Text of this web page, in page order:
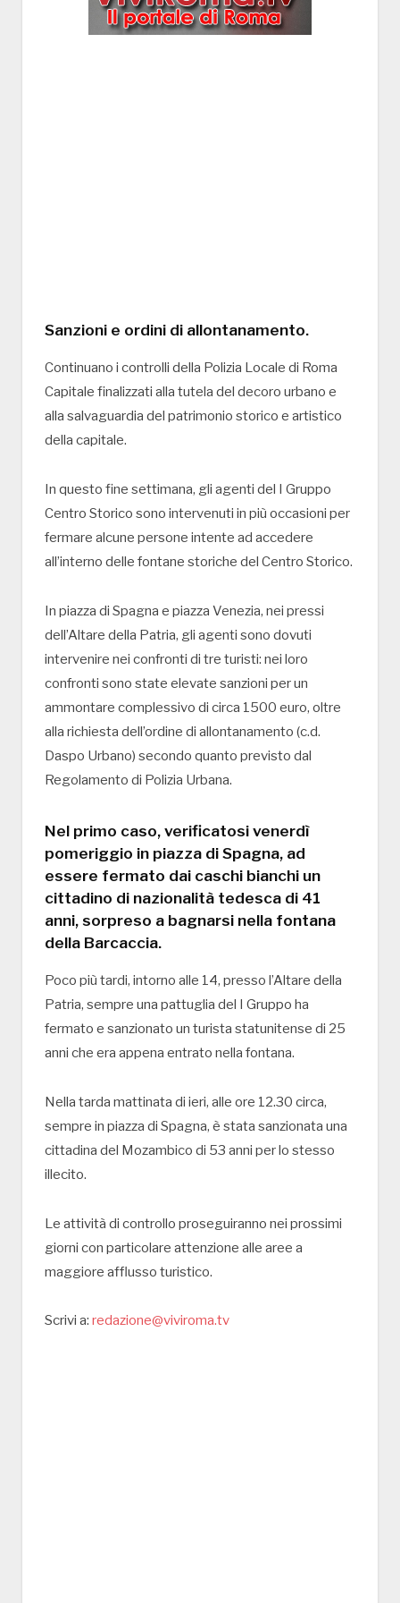
Sanzioni e ordini di allontanamento.
Continuano i controlli della Polizia Locale di Roma
Capitale finalizzati alla tutela del decoro urbano e
alla salvaguardia del patrimonio storico e artistico
della capitale.
In questo fine settimana, gli agenti del I Gruppo
Centro Storico sono intervenuti in più occasioni per
fermare alcune persone intente ad accedere
all’interno delle fontane storiche del Centro Storico.
In piazza di Spagna e piazza Venezia, nei pressi
dell’Altare della Patria, gli agenti sono dovuti
intervenire nei confronti di tre turisti: nei loro
confronti sono state elevate sanzioni per un
ammontare complessivo di circa 1500 euro, oltre
alla richiesta dell’ordine di allontanamento (c.d.
Daspo Urbano) secondo quanto previsto dal
Regolamento di Polizia Urbana.
Nel primo caso, verificatosi venerdì
pomeriggio in piazza di Spagna, ad
essere fermato dai caschi bianchi un
cittadino di nazionalità tedesca di 41
anni, sorpreso a bagnarsi nella fontana
della Barcaccia.
Poco più tardi, intorno alle 14, presso l’Altare della
Patria, sempre una pattuglia del I Gruppo ha
fermato e sanzionato un turista statunitense di 25
anni che era appena entrato nella fontana.
Nella tarda mattinata di ieri, alle ore 12.30 circa,
sempre in piazza di Spagna, è stata sanzionata una
cittadina del Mozambico di 53 anni per lo stesso
illecito.
Le attività di controllo proseguiranno nei prossimi
giorni con particolare attenzione alle aree a
maggiore afflusso turistico.
Scrivi a: redazione@viviroma.tv